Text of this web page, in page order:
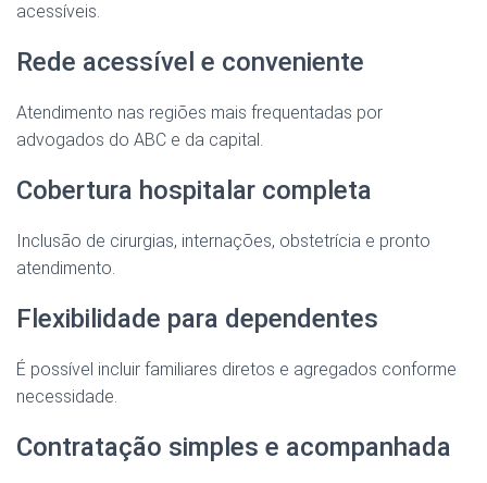
acessíveis.
Rede acessível e conveniente
Atendimento nas regiões mais frequentadas por
advogados do ABC e da capital.
Cobertura hospitalar completa
Inclusão de cirurgias, internações, obstetrícia e pronto
atendimento.
Flexibilidade para dependentes
É possível incluir familiares diretos e agregados conforme
necessidade.
Contratação simples e acompanhada